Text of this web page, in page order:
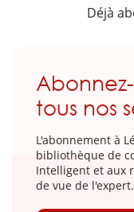
Déjà
tous nos
L'abonnement à
bibliothèque de
Intelligent et aux
de vue de l'expert.